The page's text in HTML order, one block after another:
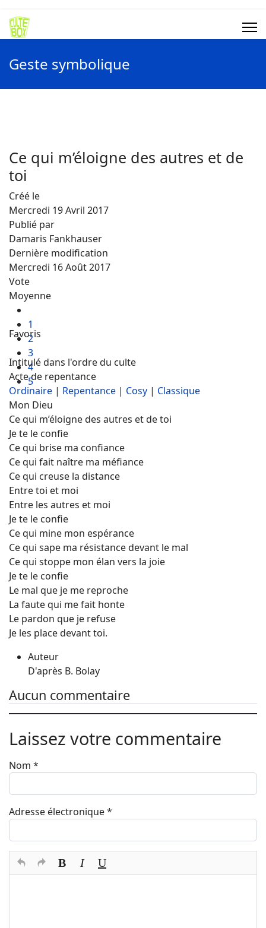
Geste symbolique
Ce qui m’éloigne des autres et de
toi
Créé le
Mercredi 19 Avril 2017
Publié par
Damaris Fankhauser
Dernière modification
Mercredi 16 Août 2017
Vote
Moyenne
1
2
3
4
5
Favoris
Intitulé dans l'ordre du culte
Acte de repentance
Ordinaire | Repentance | Cosy | Classique
Mon Dieu
Ce qui m’éloigne des autres et de toi
Je te le confie
Ce qui brise ma confiance
Ce qui fait naître ma méfiance
Ce qui creuse la distance
Entre toi et moi
Entre les autres et moi
Je te le confie
Ce qui mine mon espérance
Ce qui sape ma résistance devant le mal
Ce qui stoppe mon élan vers la joie
Je te le confie
Le mal que je me reproche
La faute qui me fait honte
Le pardon que je refuse
Je les place devant toi.
Auteur
D'après B. Bolay
Aucun commentaire
Laissez votre commentaire
Nom *
Adresse électronique*
Texte du commentaire